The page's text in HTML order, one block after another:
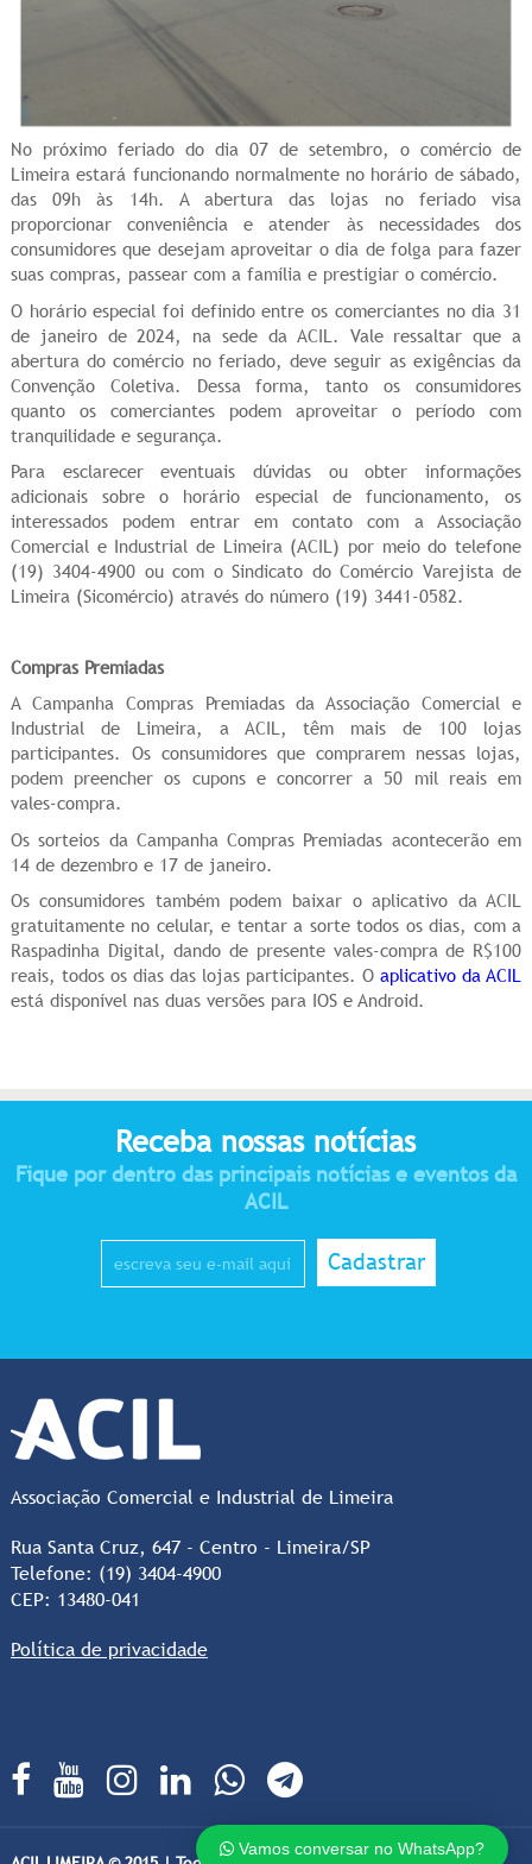
No próximo feriado do dia 07 de setembro, o comércio de
Limeira estará funcionando normalmente no horário de sábado,
das 09h às 14h. A abertura das lojas no feriado visa
proporcionar conveniência e atender às necessidades dos
consumidores que desejam aproveitar o dia de folga para fazer
suas compras, passear com a família e prestigiar o comércio.
O horário especial foi definido entre os comerciantes no dia 31
de janeiro de 2024, na sede da ACIL. Vale ressaltar que a
abertura do comércio no feriado, deve seguir as exigências da
Convenção Coletiva. Dessa forma, tanto os consumidores
quanto os comerciantes podem aproveitar o período com
tranquilidade e segurança.
Para esclarecer eventuais dúvidas ou obter informações
adicionais sobre o horário especial de funcionamento, os
interessados podem entrar em contato com a Associação
Comercial e Industrial de Limeira (ACIL) por meio do telefone
(19) 3404-4900 ou com o Sindicato do Comércio Varejista de
Limeira (Sicomércio) através do número (19) 3441-0582.
Compras Premiadas
A Campanha Compras Premiadas da Associação Comercial e
Industrial de Limeira, a ACIL, têm mais de 100 lojas
participantes. Os consumidores que comprarem nessas lojas,
podem preencher os cupons e concorrer a 50 mil reais em
vales-compra.
Os sorteios da Campanha Compras Premiadas acontecerão em
14 de dezembro e 17 de janeiro.
Os consumidores também podem baixar o aplicativo da ACIL
gratuitamente no celular, e tentar a sorte todos os dias, com a
Raspadinha Digital, dando de presente vales-compra de R$100
reais, todos os dias das lojas participantes. Oaplicativo da ACIL
está disponível nas duas versões para IOS e Android.
Receba nossas notícias
Fique por dentro das principais notícias e eventos da
ACIL
Cadastrar
Associação Comercial e Industrial de Limeira
Rua Santa Cruz, 647 - Centro - Limeira/SP
Telefone: (19) 3404-4900
CEP: 13480-041
Política de privacidade
Vamos conversar no WhatsApp?